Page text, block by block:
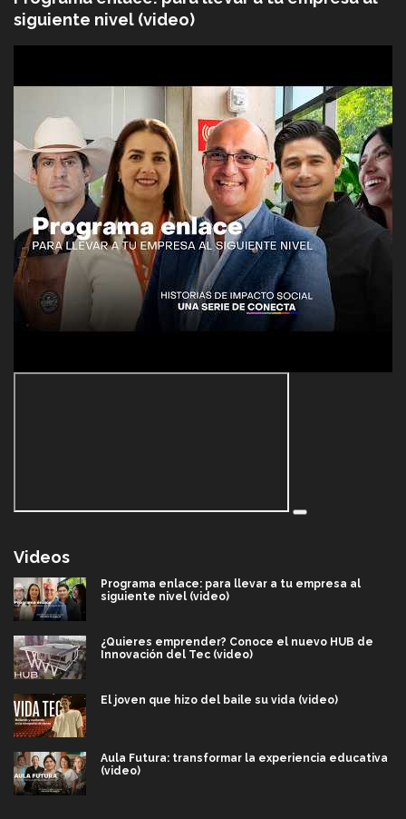
siguiente nivel (video)
Videos
Programa enlace: para llevar a tu empresa al
siguiente nivel (video)
¿Quieres emprender? Conoce el nuevo HUB de
Innovación del Tec (video)
El joven que hizo del baile su vida (video)
Aula Futura: transformar la experiencia educativa
(video)